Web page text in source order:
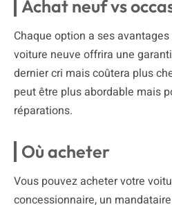
Achat neuf vs
Chaque option a ses
voiture neuve offrira une
dernier cri mais coûtera plus
peut être plus abordable mais
réparations.
Où acheter
Vous pouvez acheter votre
concessionnaire, un